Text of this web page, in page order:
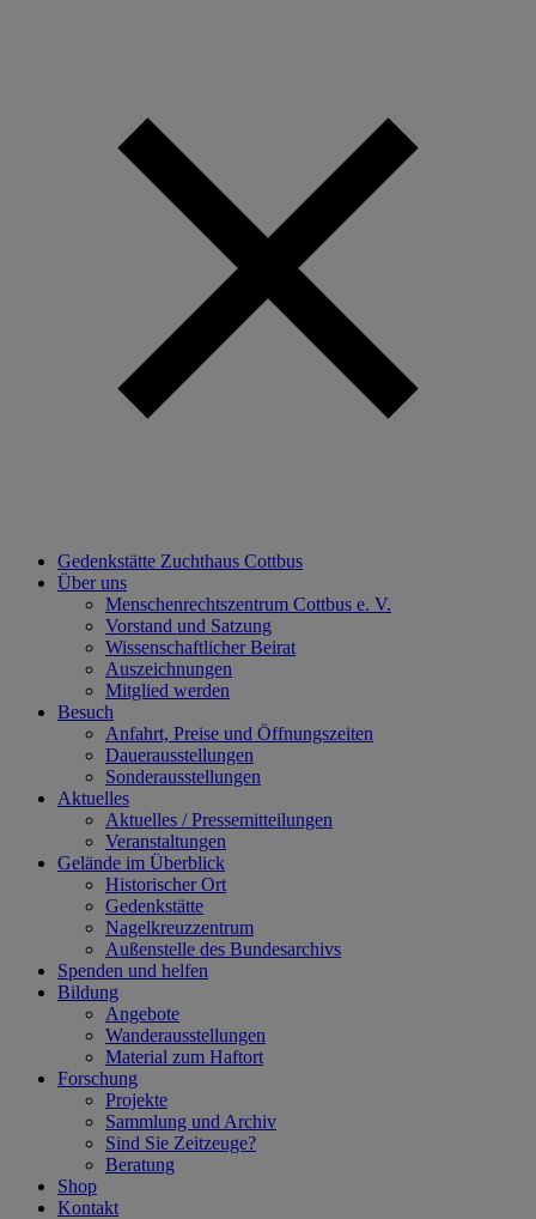
Gedenkstätte Zuchthaus Cottbus
Über uns
Menschenrechtszentrum Cottbus e. V.
Vorstand und Satzung
Wissenschaftlicher Beirat
Auszeichnungen
Mitglied werden
Besuch
Anfahrt, Preise und Öffnungszeiten
Dauerausstellungen
Sonderausstellungen
Aktuelles
Aktuelles / Pressemitteilungen
Veranstaltungen
Gelände im Überblick
Historischer Ort
Gedenkstätte
Nagelkreuzzentrum
Außenstelle des Bundesarchivs
Spenden und helfen
Bildung
Angebote
Wanderausstellungen
Material zum Haftort
Forschung
Projekte
Sammlung und Archiv
Sind Sie Zeitzeuge?
Beratung
Shop
Kontakt